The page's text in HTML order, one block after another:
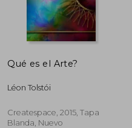
Qué es el Arte?
Léon Tolstói
Createspace, 2015, Tapa
Blanda, Nuevo